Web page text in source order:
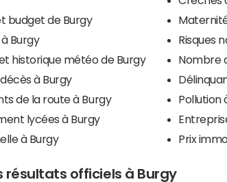
budget de Burgy
Impôts à Burgy
historique météo de Burgy
à Burgy
de la route à Burgy
lycées à Burgy
à Burgy
Risques
Nombre
Pollution
Prix
résultats officiels à Burgy